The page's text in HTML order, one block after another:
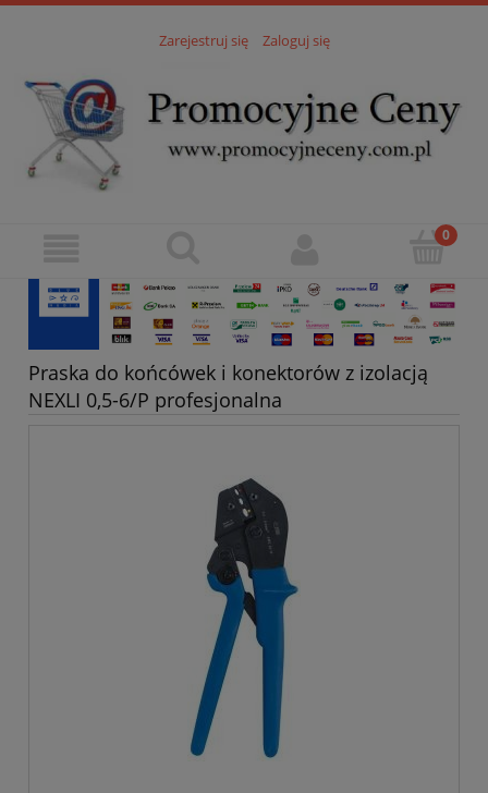
Zarejestruj się Zaloguj się
Praska do końcówek i konektorów z izolacją
NEXLI 0,5-6/P profesjonalna